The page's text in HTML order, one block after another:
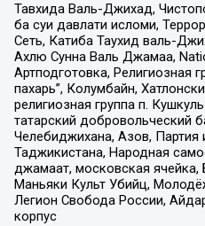
Тавхида Валь-Джихад,
ба суи давлати исломи,
Сеть, Катиба Таухид валь-
Ахлю Сунна Валь Джамаа,
Артподготовка, Религиозная
пахарь”, Колумбайн,
религиозная группа п.
татарский добровольческий
Челебиджихана, Азов,
Таджикистана, Народная
джамаат, московская
Маньяки Культ Убийц,
Легион Свобода России,
корпус